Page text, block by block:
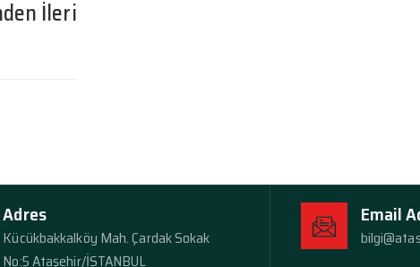
İleri
Adres
Kücükbakkalköy Mah. Çardak Sokak
No:5 Ataşehir/İSTANBUL
Email